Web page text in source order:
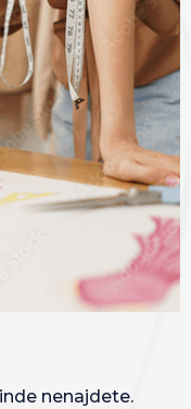
nenajdete.